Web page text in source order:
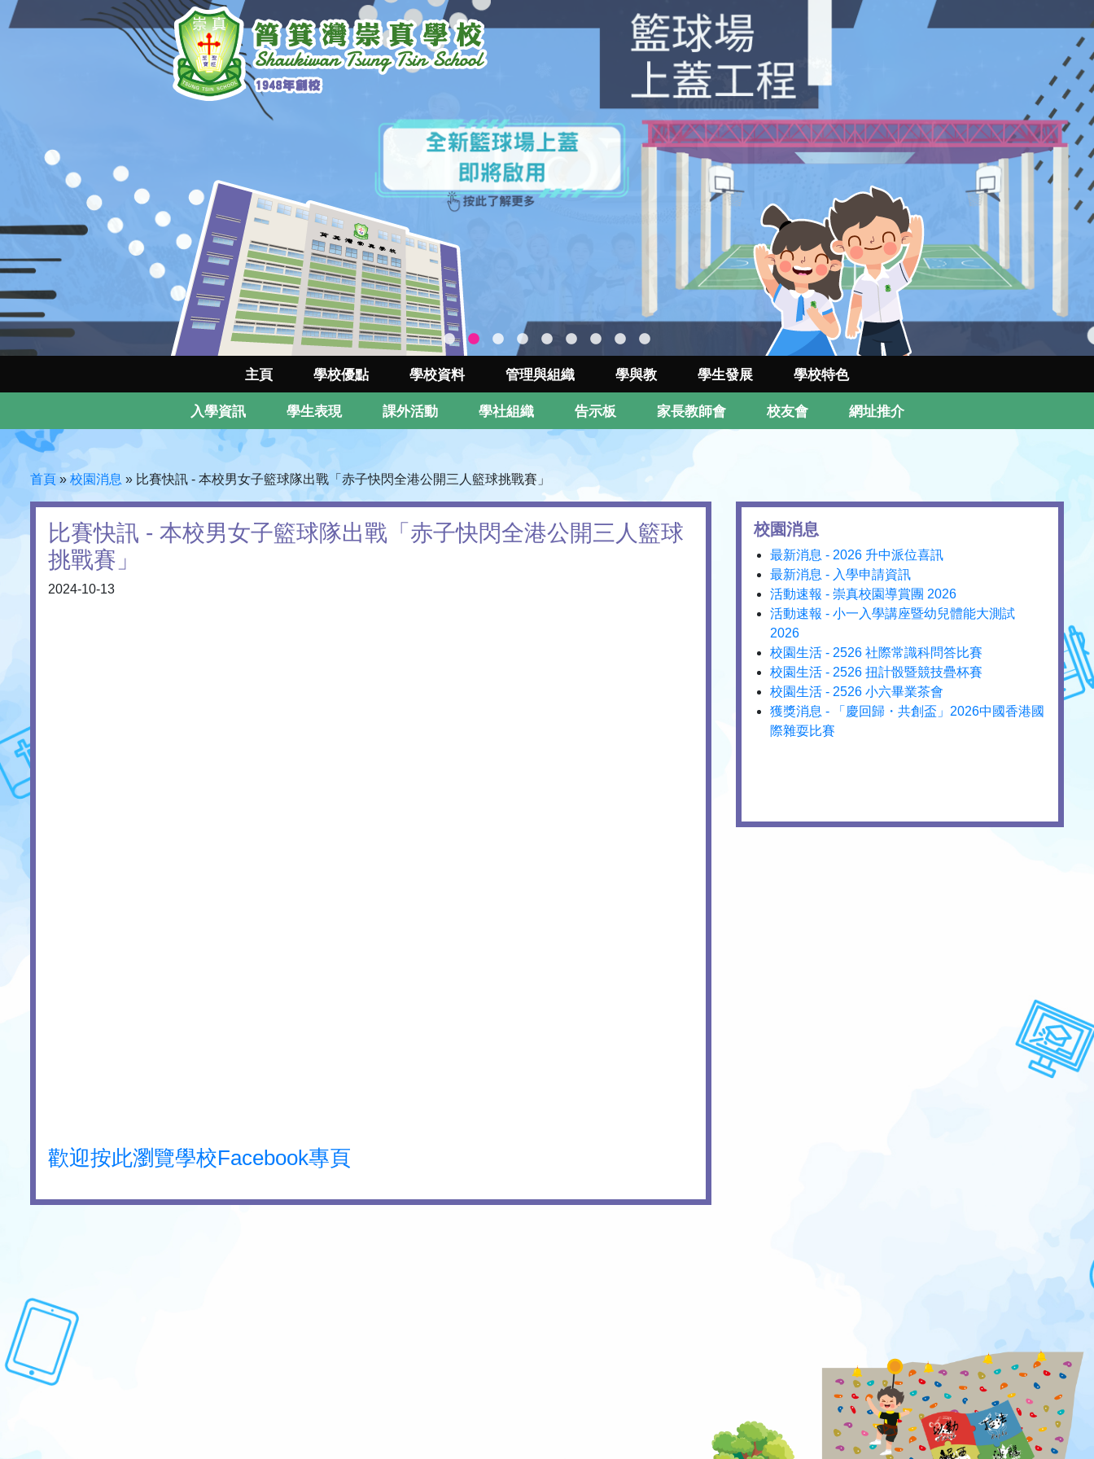
主頁 學校優點 學校資料 管理與組織 學與教 學生發展 學校特色
入學資訊 學生表現 課外活動 學社組織 告示板 家長教師會 校友會 網址推介
首頁 » 校園消息 » 比賽快訊 - 本校男女子籃球隊出戰「赤子快閃全港公開三人籃球挑戰賽」
比賽快訊 - 本校男女子籃球隊出戰「赤子快閃全港公開三人籃球
挑戰賽」
2024-10-13
歡迎按此瀏覽學校Facebook專頁
校園消息
最新消息 - 2026 升中派位喜訊
最新消息 - 入學申請資訊
活動速報 - 崇真校園導賞團 2026
活動速報 - 小一入學講座暨幼兒體能大測試
2026
校園生活 - 2526 社際常識科問答比賽
校園生活 - 2526 扭計骰暨競技疊杯賽
校園生活 - 2526 小六畢業茶會
獲獎消息 - 「慶回歸・共創盃」2026中國香港國
際雜耍比賽